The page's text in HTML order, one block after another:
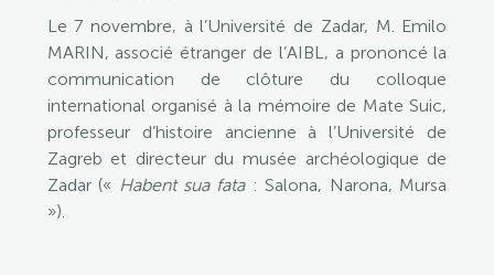
Le 7 novembre, à l’Université de Zadar, M. Emilo
MARIN, associé étranger de l’AIBL, a prononcé la
communication de clôture du colloque
international organisé à la mémoire de Mate Suic,
professeur d’histoire ancienne à l’Université de
Zagreb et directeur du musée archéologique de
Zadar (« Habent sua fata: Salona, Narona, Mursa
»).